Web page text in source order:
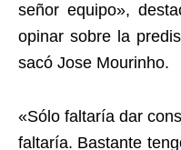
señor equipo»,
opinar sobre la
sacó Jose Mourinho.
«Sólo faltaría dar
faltaría. Bastante